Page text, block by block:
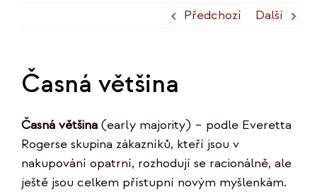
Předchozí Další
Časná většina
Časná většina (early majority) – podle Everetta
Rogerse skupina zákazníků, kteří jsou v
nakupování opatrní, rozhodují se racionálně, ale
ještě jsou celkem přístupní novým myšlenkám.